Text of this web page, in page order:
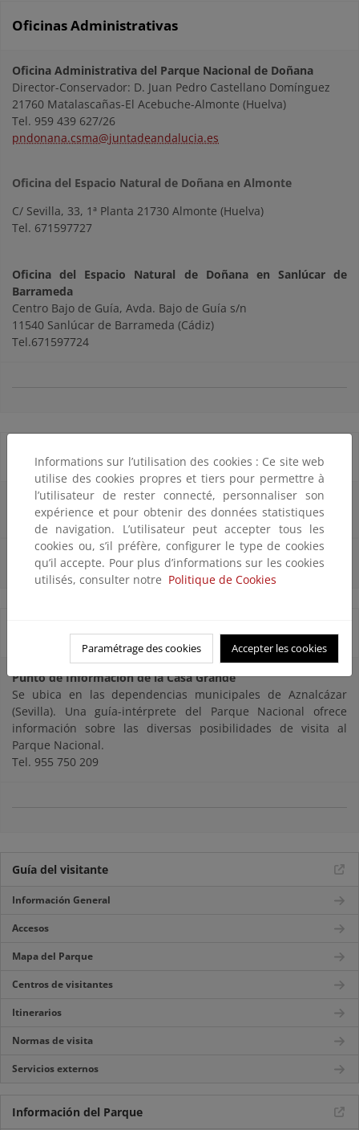
Oficinas Administrativas
Oficina Administrativa del Parque Nacional de Doñana
Director-Conservador: D. Juan Pedro Castellano Domínguez
21760 Matalascañas-El Acebuche-Almonte (Huelva)
Tel. 959 439 627/26
pndonana.csma@juntadeandalucia.es
Oficina del Espacio Natural de Doñana en Almonte
C/ Sevilla, 33, 1ª Planta 21730 Almonte (Huelva)
Tel. 671597727
Oficina del Espacio Natural de Doñana en Sanlúcar de
Barrameda
Centro Bajo de Guía, Avda. Bajo de Guía s/n
11540 Sanlúcar de Barrameda (Cádiz)
Tel.671597724
Bibliotecas
Biblioteca del Centro Administrativo El Acebuche
Puntos de Información
Punto de Información de la Casa Grande
Se ubica en las dependencias municipales de Aznalcázar
(Sevilla). Una guía-intérprete del Parque Nacional ofrece
información sobre las diversas posibilidades de visita al
Parque Nacional.
Tel. 955 750 209
Guía del visitante
Información General
Accesos
Mapa del Parque
Centros de visitantes
Itinerarios
Normas de visita
Servicios externos
Información del Parque
Informations sur l’utilisation des cookies : Ce site web
utilise des cookies propres et tiers pour permettre à
l’utilisateur de rester connecté, personnaliser son
expérience et pour obtenir des données statistiques
de navigation. L’utilisateur peut accepter tous les
cookies ou, s’il préfère, configurer le type de cookies
qu’il accepte. Pour plus d’informations sur les cookies
utilisés, consulter notre Politique de Cookies
Paramétrage des cookies Accepter les cookies